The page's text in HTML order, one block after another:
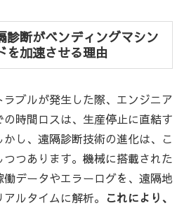
診断がベンディングマシン
を加速させる理由
ブルが発生した際、エンジニア
時間ロスは、生産停止に直結す
し、遠隔診断技術の進化は、こ
つあります。機械に搭載された
データやエラーログを、遠隔地
ルタイムに解析。 これにより、